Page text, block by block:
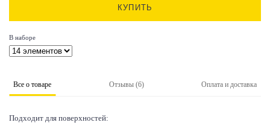
КУПИТЬ
В наборе
Все о товаре Отзывы (6) Оплата и доставка
Подходит для поверхностей: